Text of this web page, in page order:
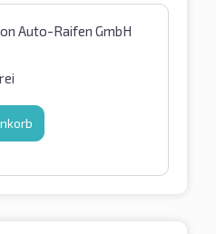
Auto-Raifen GmbH